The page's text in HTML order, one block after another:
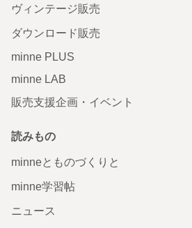
ヴィンテージ販売
ダウンロード販売
minne PLUS
minne LAB
販売支援企画・イベント
読みもの
minneとものづくりと
minne学習帖
ニュース